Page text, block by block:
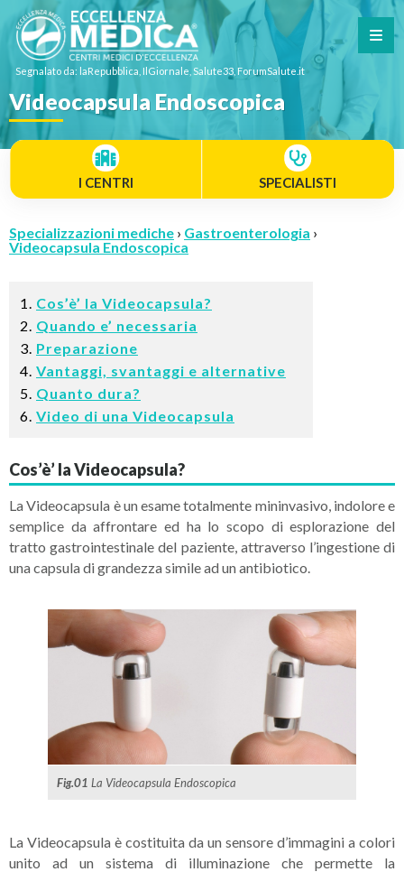
Segnalato da: laRepubblica, IlGiornale, Salute33, ForumSalute.it
Videocapsula Endoscopica
I CENTRI SPECIALISTI
Specializzazioni mediche › Gastroenterologia ›
Videocapsula Endoscopica
Cos’è’ la Videocapsula?
Quando e’ necessaria
Preparazione
Vantaggi, svantaggi e alternative
Quanto dura?
Video di una Videocapsula
Cos’è’ la Videocapsula?
La Videocapsula è un esame totalmente mininvasivo, indolore e
semplice da affrontare ed ha lo scopo di esplorazione del
tratto gastrointestinale del paziente, attraverso l’ingestione di
una capsula di grandezza simile ad un antibiotico.
Fig.01 La Videocapsula Endoscopica
La Videocapsula è costituita da un sensore d’immagini a colori
unito ad un sistema di illuminazione che permette la